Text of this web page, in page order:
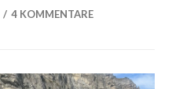
4 KOMMENTARE